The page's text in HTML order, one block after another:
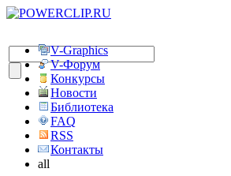
V-Graphics
V-Форум
Конкурсы
Новости
Библиотека
FAQ
RSS
Контакты
all